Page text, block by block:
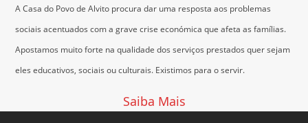
A Casa do Povo de Alvito procura dar uma resposta aos problemas
sociais acentuados com a grave crise económica que afeta as famílias.
Apostamos muito forte na qualidade dos serviços prestados quer sejam
eles educativos, sociais ou culturais. Existimos para o servir.
Saiba Mais